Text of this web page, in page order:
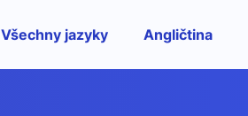
Všechny jazyky Angličtina